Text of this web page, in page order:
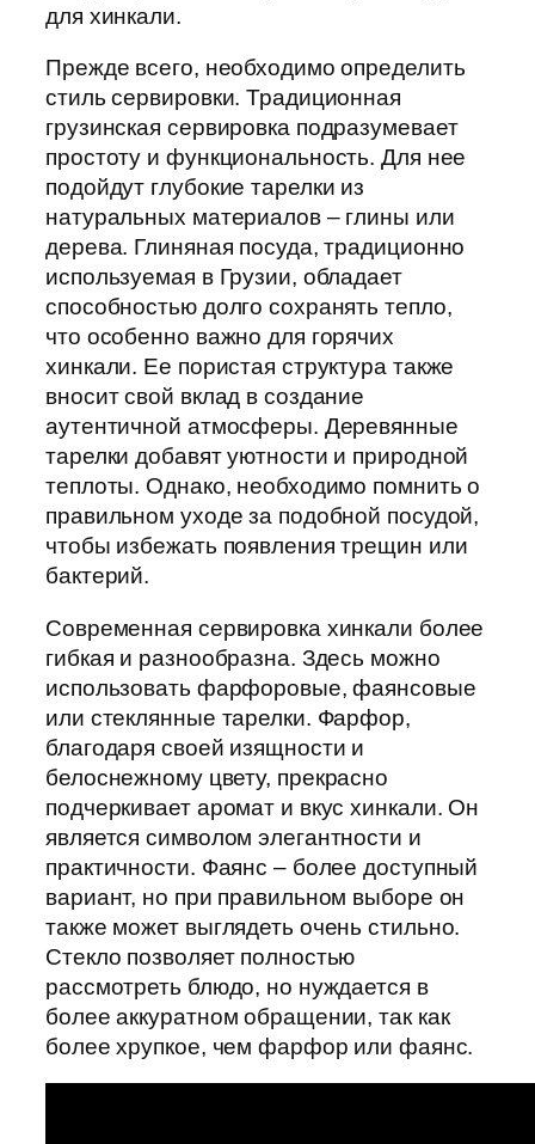
для хинкали.
Прежде всего, необходимо определить
стиль сервировки. Традиционная
грузинская сервировка подразумевает
простоту и функциональность. Для нее
подойдут глубокие тарелки из
натуральных материалов – глины или
дерева. Глиняная посуда, традиционно
используемая в Грузии, обладает
способностью долго сохранять тепло,
что особенно важно для горячих
хинкали. Ее пористая структура также
вносит свой вклад в создание
аутентичной атмосферы. Деревянные
тарелки добавят уютности и природной
теплоты. Однако, необходимо помнить о
правильном уходе за подобной посудой,
чтобы избежать появления трещин или
бактерий.
Современная сервировка хинкали более
гибкая и разнообразна. Здесь можно
использовать фарфоровые, фаянсовые
или стеклянные тарелки. Фарфор,
благодаря своей изящности и
белоснежному цвету, прекрасно
подчеркивает аромат и вкус хинкали. Он
является символом элегантности и
практичности. Фаянс – более доступный
вариант, но при правильном выборе он
также может выглядеть очень стильно.
Стекло позволяет полностью
рассмотреть блюдо, но нуждается в
более аккуратном обращении, так как
более хрупкое, чем фарфор или фаянс.